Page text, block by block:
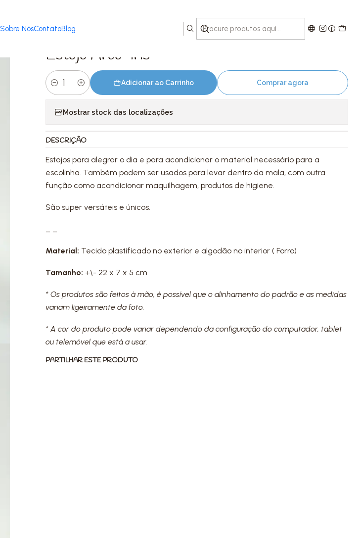
Sobre NósContatoBlog
Estojo Arco-íris
Quantidade
Adicionar ao Carrinho Comprar agora
Mostrar stock das localizações
DESCRIÇÃO
Estojos para alegrar o dia e para acondicionar o material necessário para a
escolinha. Também podem ser usados para levar dentro da mala, com outra
função como acondicionar maquilhagem, produtos de higiene.
São super versáteis e únicos.
Material: Tecido plastificado no exterior e algodão no interior ( Forro)
Tamanho: +\- 22 x 7 x 5 cm
* Os produtos são feitos à mão, é possível que o alinhamento do padrão e as medidas
variam ligeiramente da foto.
* A cor do produto pode variar dependendo da configuração do computador, tablet
ou telemóvel que está a usar.
PARTILHAR ESTE PRODUTO